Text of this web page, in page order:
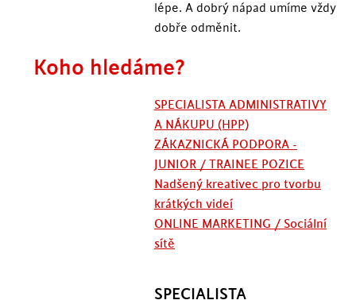
lépe. A dobrý nápad umíme vždy
dobře odměnit.
Koho hledáme?
SPECIALISTA ADMINISTRATIVY
A NÁKUPU (HPP)
ZÁKAZNICKÁ PODPORA -
JUNIOR / TRAINEE POZICE
Nadšený kreativec pro tvorbu
krátkých videí
ONLINE MARKETING / Sociální
sítě
SPECIALISTA